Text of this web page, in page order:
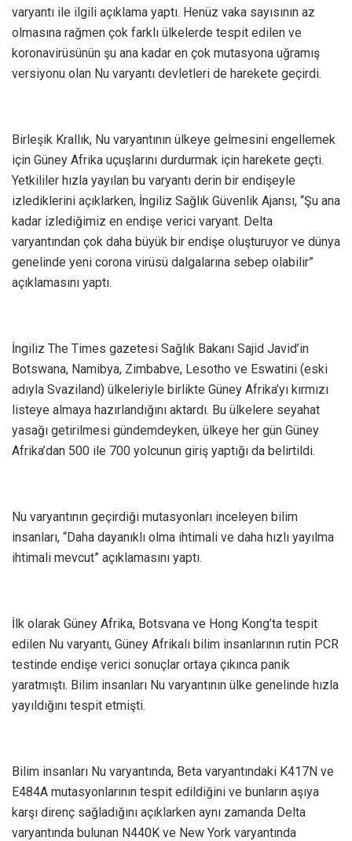
varyantı ile ilgili açıklama yaptı. Henüz vaka sayısının az
olmasına rağmen çok farklı ülkelerde tespit edilen ve
koronavirüsünün şu ana kadar en çok mutasyona uğramış
versiyonu olan Nu varyantı devletleri de harekete geçirdi.
Birleşik Krallık, Nu varyantının ülkeye gelmesini engellemek
için Güney Afrika uçuşlarını durdurmak için harekete geçti.
Yetkililer hızla yayılan bu varyantı derin bir endişeyle
izlediklerini açıklarken, İngiliz Sağlık Güvenlik Ajansı, “Şu ana
kadar izlediğimiz en endişe verici varyant. Delta
varyantından çok daha büyük bir endişe oluşturuyor ve dünya
genelinde yeni corona virüsü dalgalarına sebep olabilir”
açıklamasını yaptı.
İngiliz The Times gazetesi Sağlık Bakanı Sajid Javid’in
Botswana, Namibya, Zimbabve, Lesotho ve Eswatini (eski
adıyla Svaziland) ülkeleriyle birlikte Güney Afrika’yı kırmızı
listeye almaya hazırlandığını aktardı. Bu ülkelere seyahat
yasağı getirilmesi gündemdeyken, ülkeye her gün Güney
Afrika’dan 500 ile 700 yolcunun giriş yaptığı da belirtildi.
Nu varyantının geçirdiği mutasyonları inceleyen bilim
insanları, “Daha dayanıklı olma ihtimali ve daha hızlı yayılma
ihtimali mevcut” açıklamasını yaptı.
İlk olarak Güney Afrika, Botsvana ve Hong Kong’ta tespit
edilen Nu varyantı, Güney Afrikalı bilim insanlarının rutin PCR
testinde endişe verici sonuçlar ortaya çıkınca panik
yaratmıştı. Bilim insanları Nu varyantının ülke genelinde hızla
yayıldığını tespit etmişti.
Bilim insanları Nu varyantında, Beta varyantındaki K417N ve
E484A mutasyonlarının tespit edildiğini ve bunların aşıya
karşı direnç sağladığını açıklarken aynı zamanda Delta
varyantında bulunan N440K ve New York varyantında